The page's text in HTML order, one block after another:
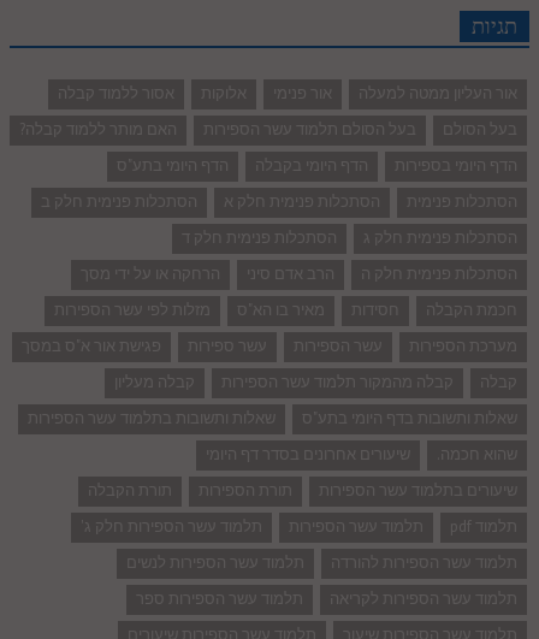
תגיות
אור העליון ממטה למעלה אור פנימי אלוקות
אסור ללמוד קבלה
בעל הסולם
בעל הסולם תלמוד עשר הספירות
האם מותר ללמוד קבלה?
הדף היומי בספירות
הדף היומי בקבלה
הדף היומי בתע"ס
הסתכלות פנימית
הסתכלות פנימית חלק א
הסתכלות פנימית חלק ב
הסתכלות פנימית חלק ג
הסתכלות פנימית חלק ד
הסתכלות פנימית חלק ה
הרב אדם סיני
הרחקה או על ידי מסך
חכמת הקבלה
חסידות מאיר בו הא"ס
מזלות לפי עשר הספירות
מערכת הספירות
עשר הספירות עשר ספירות
פגישת אור א"ס במסך
קבלה
קבלה מהמקור תלמוד עשר הספירות
קבלה מעליון
שאלות ותשובות בדף היומי בתע"ס
שאלות ותשובות בתלמוד עשר הספירות
שהוא חכמה.
שיעורים אחרונים בסדר דף היומי
שיעורים בתלמוד עשר הספירות
תורת הספירות
תורת הקבלה
תלמוד pdf
תלמוד עשר הספירות
תלמוד עשר הספירות חלק ג'
תלמוד עשר הספירות להורדה
תלמוד עשר הספירות לנשים
תלמוד עשר הספירות לקריאה
תלמוד עשר הספירות ספר
תלמוד עשר הספירות שיעור
תלמוד עשר הספירות שיעורים